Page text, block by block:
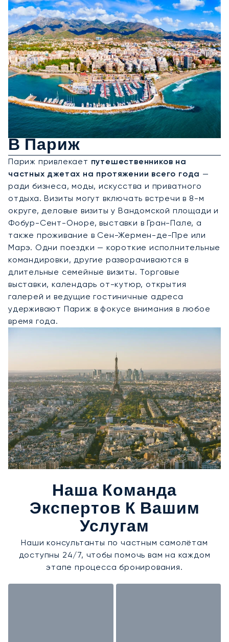
Аренда Частного Джета
В Париж
Париж привлекает путешественников на
частных джетах на протяжении всего года —
ради бизнеса, моды, искусства и приватного
отдыха. Визиты могут включать встречи в 8-м
округе, деловые визиты у Вандомской площади и
Фобур-Сент-Оноре, выставки в Гран-Пале, а
также проживание в Сен-Жермен-де-Пре или
Марэ. Одни поездки — короткие исполнительные
командировки, другие разворачиваются в
длительные семейные визиты. Торговые
выставки, календарь от-кутюр, открытия
галерей и ведущие гостиничные адреса
удерживают Париж в фокусе внимания в любое
время года.
Наша Команда
Экспертов К Вашим
Услугам
Наши консультанты по частным самолётам
доступны 24/7, чтобы помочь вам на каждом
этапе процесса бронирования.